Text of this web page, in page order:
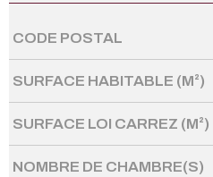
Caractérisque Valeurs
CODE POSTAL
SURFACE HABITABLE (M²)
SURFACE LOI CARREZ (M²)
NOMBRE DE CHAMBRE(S)